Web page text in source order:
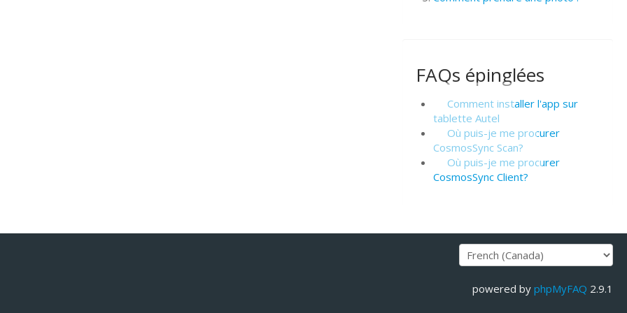
FAQs épinglées
Comment installer l'app sur
tablette Autel
Où puis-je me procurer
CosmosSync Scan?
Où puis-je me procurer
CosmosSync Client?
powered by phpMyFAQ 2.9.1